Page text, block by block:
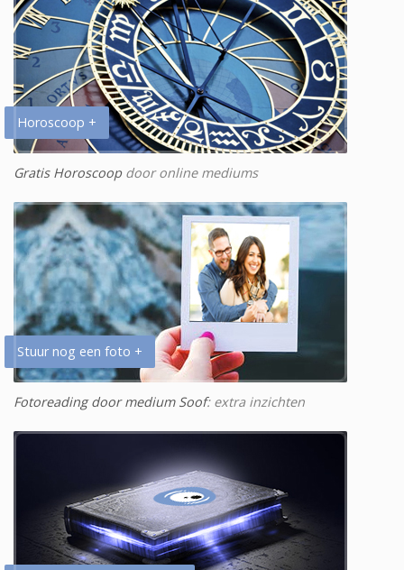
Horoscoop +
Gratis Horoscoopdoor online mediums
Stuur nog een foto +
Fotoreading door medium Soof: extra inzichten